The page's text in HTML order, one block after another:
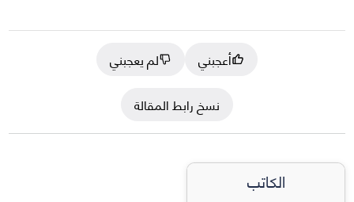
أعجبني
لم يعجبني
نسخ رابط المقالة
الكاتب